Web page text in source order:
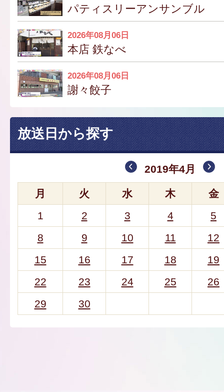
パティスリーアンサンブル
2026年08月06日
本店 鉄なべ
2026年08月06日
謝々餃子
放送日から探す
2019年4月
月 火 水 木
金
1
2 3 4
5
8
9 10 11
12
15
16 17 18
19
22
23 24 25
26
29
30